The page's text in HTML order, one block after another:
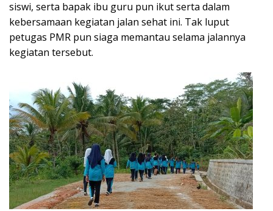
siswi, serta bapak ibu guru pun ikut serta dalam
kebersamaan kegiatan jalan sehat ini. Tak luput
petugas PMR pun siaga memantau selama jalannya
kegiatan tersebut.